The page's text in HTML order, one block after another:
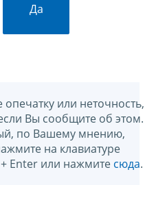
Да
или неточность,
Вы сообщите об этом.
по Вашему мнению,
на клавиатуре
Enter или нажмите сюда.